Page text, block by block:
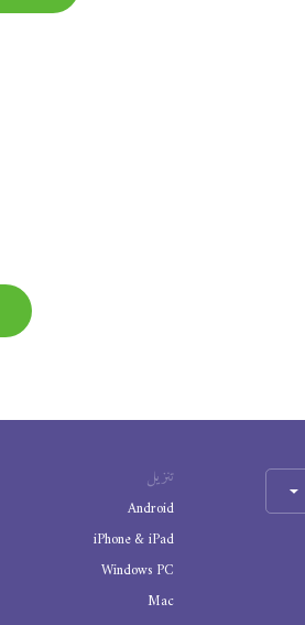
تنزيل
Android
iPhone & iPad
Windows PC
Mac